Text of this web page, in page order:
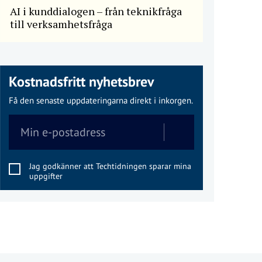
AI i kunddialogen – från teknikfråga
till verksamhetsfråga
Kostnadsfritt nyhetsbrev
Få den senaste uppdateringarna direkt i inkorgen.
Jag godkänner att Techtidningen sparar mina
uppgifter